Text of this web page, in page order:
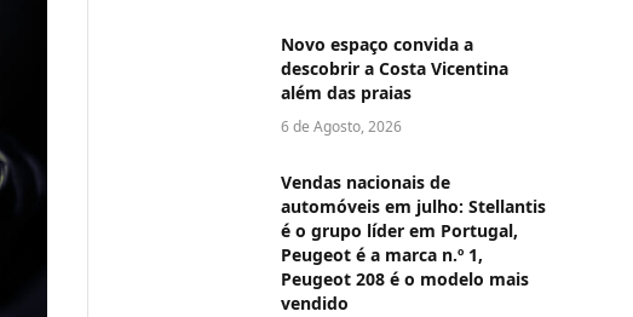
Novo espaço convida a
descobrir a Costa Vicentina
além das praias
6 de Agosto, 2026
Vendas nacionais de
automóveis em julho: Stellantis
é o grupo líder em Portugal,
Peugeot é a marca n.º 1,
Peugeot 208 é o modelo mais
vendido